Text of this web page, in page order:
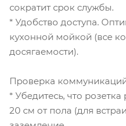
сократит срок службы.
* Удобство доступа.
кухонной мойкой (все
досягаемости).
Проверка
* Убедитесь, что
20 см от пола (для